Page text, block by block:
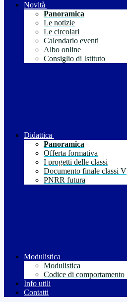
Novità
Panoramica
Le notizie
Le circolari
Calendario eventi
Albo online
Consiglio di Istituto
Didattica
Panoramica
Offerta formativa
I progetti delle classi
Documento finale classi V
PNRR futura
Modulistica
Modulistica
Codice di comportamento
Info utili
Contatti